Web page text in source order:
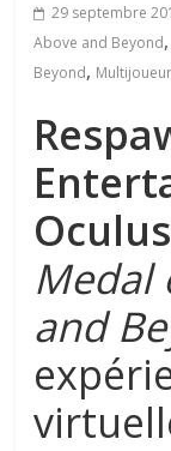
29 septembre
Above and Beyond,
Beyond, Multijoueur
Oculus
Medal
and